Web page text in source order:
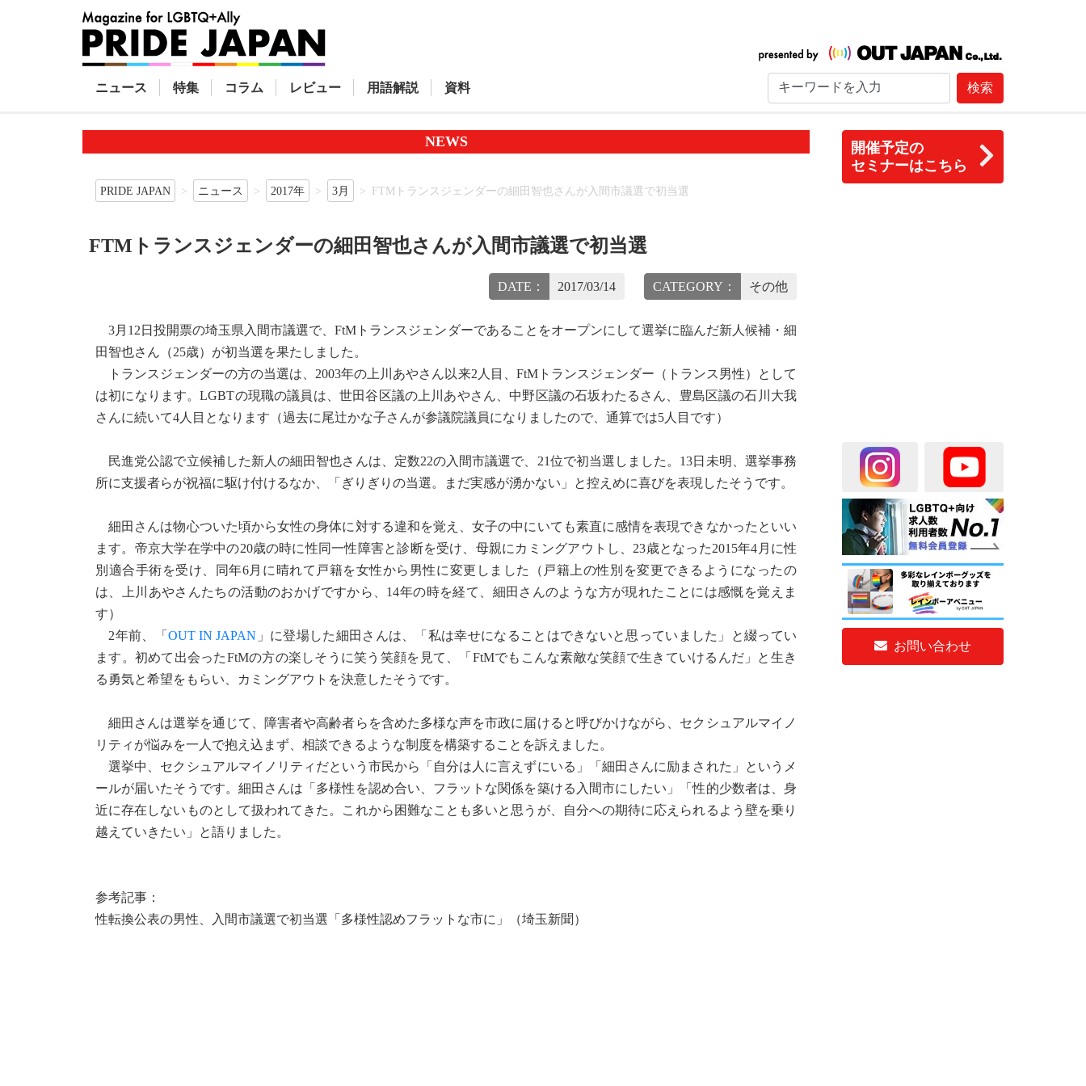
ニュース 特集 コラム レビュー 用語解説 資料 検索
開催予定の
セミナーはこちら
お問い合わせ
NEWS
PRIDE JAPAN ニュース 2017年 3月 FTMトランスジェンダーの細田智也さんが入間市議選で初当選
FTMトランスジェンダーの細田智也さんが入間市議選で初当選
DATE： 2017/03/14 CATEGORY： その他
3月12日投開票の埼玉県入間市議選で、FtMトランスジェンダーであることをオープンにして選挙に臨んだ新人候補・細
田智也さん（25歳）が初当選を果たしました。
トランスジェンダーの方の当選は、2003年の上川あやさん以来2人目、FtMトランスジェンダー（トランス男性）として
は初になります。LGBTの現職の議員は、世田谷区議の上川あやさん、中野区議の石坂わたるさん、豊島区議の石川大我
さんに続いて4人目となります（過去に尾辻かな子さんが参議院議員になりましたので、通算では5人目です）
民進党公認で立候補した新人の細田智也さんは、定数22の入間市議選で、21位で初当選しました。13日未明、選挙事務
所に支援者らが祝福に駆け付けるなか、「ぎりぎりの当選。まだ実感が湧かない」と控えめに喜びを表現したそうです。
細田さんは物心ついた頃から女性の身体に対する違和を覚え、女子の中にいても素直に感情を表現できなかったといい
ます。帝京大学在学中の20歳の時に性同一性障害と診断を受け、母親にカミングアウトし、23歳となった2015年4月に性
別適合手術を受け、同年6月に晴れて戸籍を女性から男性に変更しました（戸籍上の性別を変更できるようになったの
は、上川あやさんたちの活動のおかげですから、14年の時を経て、細田さんのような方が現れたことには感慨を覚えま
す）
2年前、「 OUT IN JAPAN 」に登場した細田さんは、「私は幸せになることはできないと思っていました」と綴ってい
ます。初めて出会ったFtMの方の楽しそうに笑う笑顔を見て、「FtMでもこんな素敵な笑顔で生きていけるんだ」と生き
る勇気と希望をもらい、カミングアウトを決意したそうです。
細田さんは選挙を通じて、障害者や高齢者らを含めた多様な声を市政に届けると呼びかけながら、セクシュアルマイノ
リティが悩みを一人で抱え込まず、相談できるような制度を構築することを訴えました。
選挙中、セクシュアルマイノリティだという市民から「自分は人に言えずにいる」「細田さんに励まされた」というメ
ールが届いたそうです。細田さんは「多様性を認め合い、フラットな関係を築ける入間市にしたい」「性的少数者は、身
近に存在しないものとして扱われてきた。これから困難なことも多いと思うが、自分への期待に応えられるよう壁を乗り
越えていきたい」と語りました。
参考記事：
性転換公表の男性、入間市議選で初当選「多様性認めフラットな市に」（埼玉新聞）